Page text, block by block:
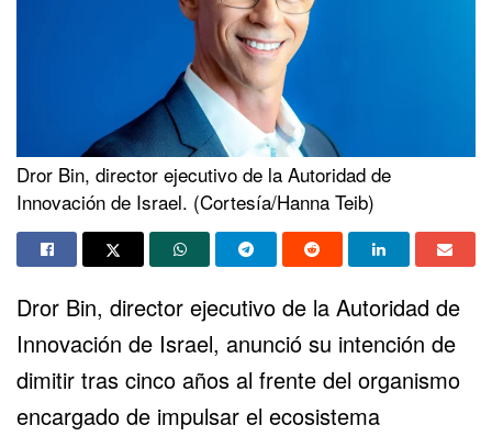
Dror Bin, director ejecutivo de la Autoridad de
Innovación de Israel. (Cortesía/Hanna Teib)
Dror Bin, director ejecutivo de la Autoridad de
Innovación de Israel, anunció su intención de
dimitir tras cinco años al frente del organismo
encargado de impulsar el ecosistema